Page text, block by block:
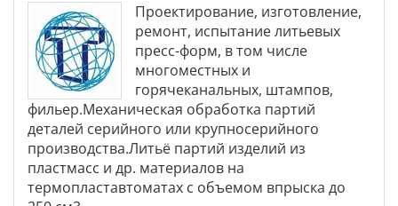
Проектирование, изготовление,
ремонт, испытание литьевых
пресс-форм, в том числе
многоместных и
горячеканальных, штампов,
фильер.Механическая обработка партий
деталей серийного или крупносерийного
производства.Литьё партий изделий из
пластмасс и др. материалов на
термопластавтоматах с объемом впрыска до